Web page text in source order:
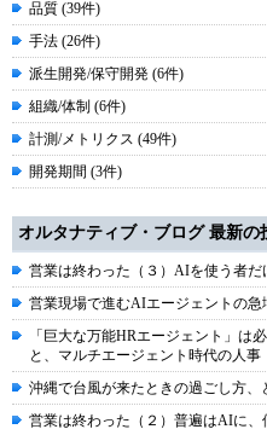
品質 (39件)
手法 (26件)
派生開発/保守開発 (6件)
組織/体制 (6件)
計測/メトリクス (49件)
開発期間 (3件)
オルタナティブ・ブログ 最新の
営業は終わった（３）AIを使う者だ
営業現場で進むAIエージェントの
「巨大な万能HRエージェント」は
と、マルチエージェント時代の人事
沖縄で台風が来たときの過ごし方、
営業は終わった（２）普遍はAIに、